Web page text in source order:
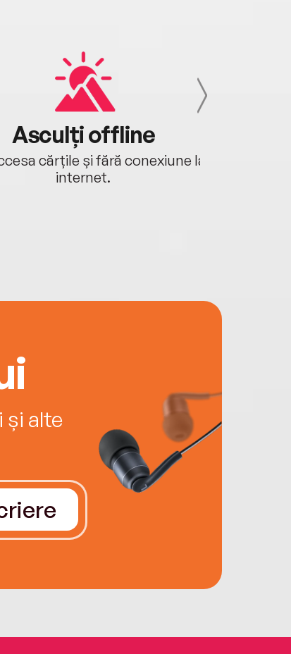
Asculți offline
cărțile și fără conexiune la
internet.
alte